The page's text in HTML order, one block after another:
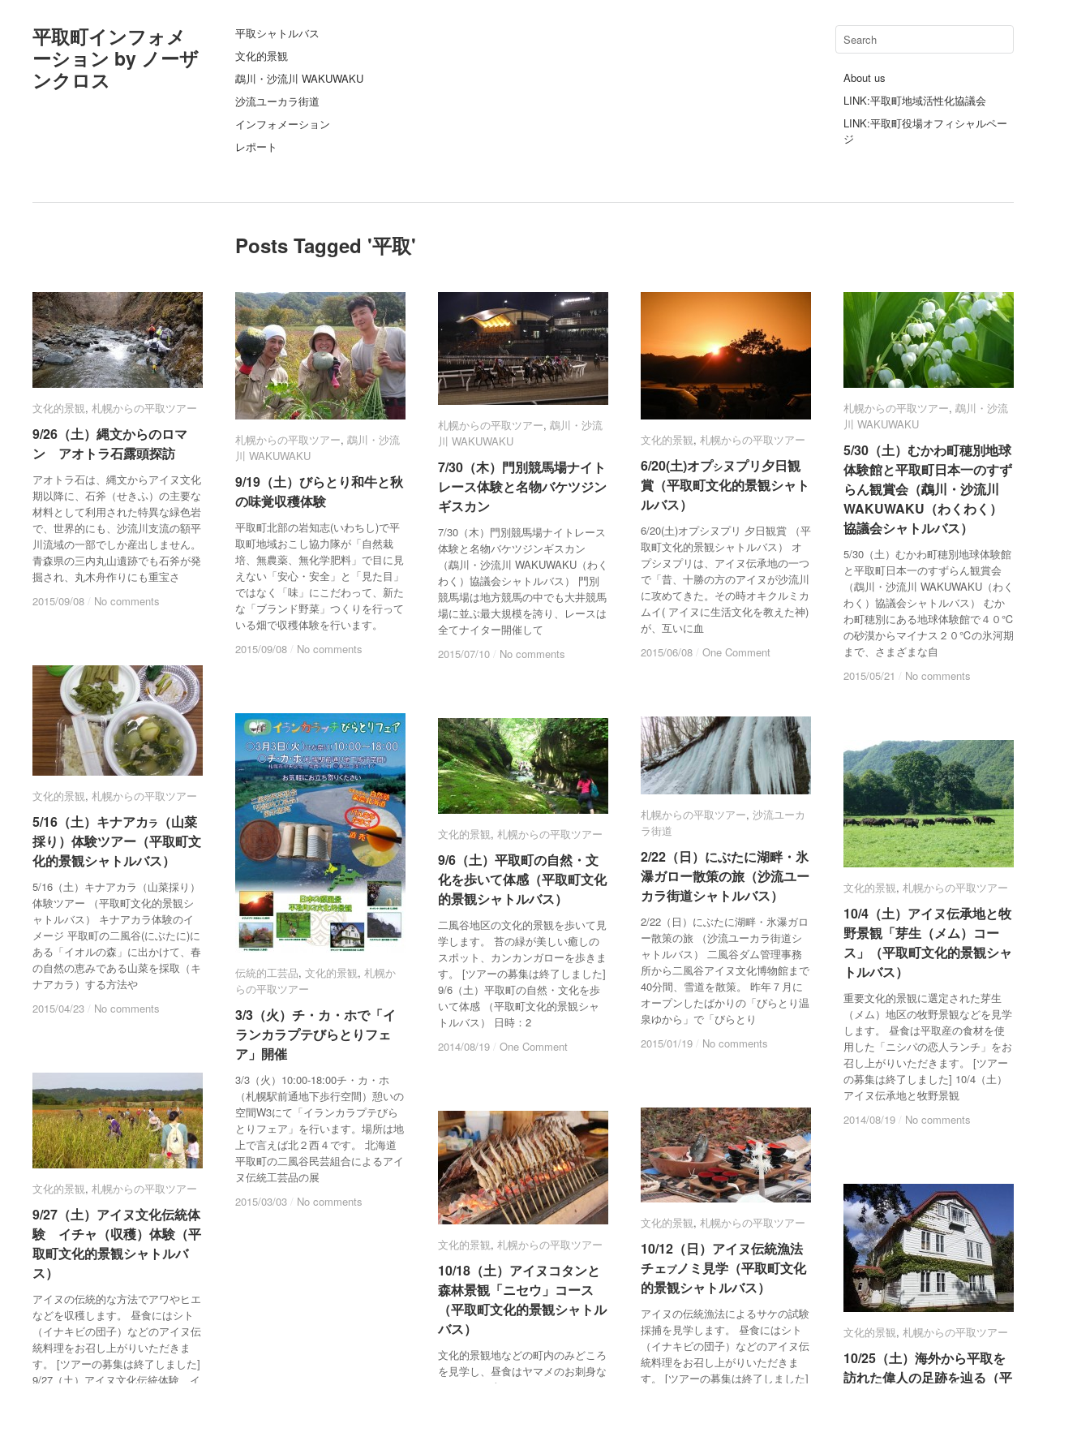
平取町インフォメ
ーション by ノーザ
ンクロス
平取シャトルバス
文化的景観
鵡川・沙流川 WAKUWAKU
沙流ユーカラ街道
インフォメーション
レポート
About us
LINK:平取町地域活性化協議会
LINK:平取町役場オフィシャルペー
ジ
Posts Tagged '平取'
文化的景観, 札幌からの平取ツアー
9/26（土）縄文からのロマ
ン アオトラ石露頭探訪
アオトラ石は、縄文からアイヌ文化
期以降に、石斧（せきふ）の主要な
材料として利用された特異な緑色岩
で、世界的にも、沙流川支流の額平
川流域の一部でしか産出しません。
青森県の三内丸山遺跡でも石斧が発
掘され、丸木舟作りにも重宝さ
2015/09/08 / No comments
文化的景観 札幌からの平取ツアー
9/26（土）縄文からのロマ
ン アオトラ石露頭探訪
2015/09/08 / No comments
札幌からの平取ツアー, 鵡川・沙流
川 WAKUWAKU
9/19（土）びらとり和牛と秋
の味覚収穫体験
平取町北部の岩知志(いわちし)で平
取町地域おこし協力隊が「自然栽
培、無農薬、無化学肥料」で目に見
えない「安心・安全」と「見た目」
ではなく「味」にこだわって、新た
な「ブランド野菜」つくりを行って
いる畑で収穫体験を行います。
2015/09/08 / No comments
札幌からの平取ツアー 鵡川・沙流
川 WAKUWAKU
9/19（土）びらとり和牛と秋
の味覚収穫体験
2015/09/08 / No comments
札幌からの平取ツアー, 鵡川・沙流
川 WAKUWAKU
7/30（木）門別競馬場ナイト
レース体験と名物バケツジン
ギスカン
7/30（木）門別競馬場ナイトレース
体験と名物バケツジンギスカン
（鵡川・沙流川 WAKUWAKU（わく
わく）協議会シャトルバス） 門別
競馬場は地方競馬の中でも大井競馬
場に並ぶ最大規模を誇り、レースは
全てナイター開催して
2015/07/10 / No comments
札幌からの平取ツアー 鵡川・沙流
川 WAKUWAKU
7/30（木）門別競馬場ナイト
レース体験と名物バケツジン
ギスカン
2015/07/10 / No comments
文化的景観, 札幌からの平取ツアー
6/20(土)オプシヌプリ夕日観
賞（平取町文化的景観シャト
ルバス）
6/20(土)オプシヌプリ 夕日観賞 （平
取町文化的景観シャトルバス） オ
プシヌプリは、アイヌ伝承地の一つ
で「昔、十勝の方のアイヌが沙流川
に攻めてきた。その時オキクルミカ
ムイ( アイヌに生活文化を教えた神)
が、互いに血
2015/06/08 / One Comment
文化的景観 札幌からの平取ツアー
6/20(土)オプシヌプリ夕日観
賞（平取町文化的景観シャト
ルバス）
2015/06/08 / One Comment
札幌からの平取ツアー, 鵡川・沙流
川 WAKUWAKU
5/30（土）むかわ町穂別地球
体験館と平取町日本一のすず
らん観賞会（鵡川・沙流川
WAKUWAKU（わくわく）
協議会シャトルバス）
5/30（土）むかわ町穂別地球体験館
と平取町日本一のすずらん観賞会
（鵡川・沙流川 WAKUWAKU（わく
わく）協議会シャトルバス） むか
わ町穂別にある地球体験館で４０℃
の砂漠からマイナス２０℃の氷河期
まで、さまざまな自
2015/05/21 / No comments
札幌からの平取ツアー 鵡川・沙流
川 WAKUWAKU
5/30（土）むかわ町穂別地球
体験館と平取町日本一のすず
らん観賞会（鵡川・沙流川
WAKUWAKU（わくわく）
協議会シャトルバス）
2015/05/21 / No comments
文化的景観, 札幌からの平取ツアー
5/16（土）キナアカラ
（山菜
採り）体験ツアー（平取町文
化的景観シャトルバス）
5/16（土）キナアカラ（山菜採り）
体験ツアー （平取町文化的景観シ
ャトルバス） キナアカラ体験のイ
メージ 平取町の二風谷(にぶたに)に
ある「イオルの森」に出かけて、春
の自然の恵みである山菜を採取（キ
ナアカラ）する方法や
2015/04/23 / No comments
文化的景観 札幌からの平取ツアー
5/16（土）キナアカラ
（山菜
採り）体験ツアー（平取町文
化的景観シャトルバス）
2015/04/23 / No comments
伝統的工芸品, 文化的景観, 札幌か
らの平取ツアー
3/3（火）チ・カ・ホで「イ
ランカラプテびらとりフェ
ア」開催
3/3（火）10:00-18:00チ・カ・ホ
（札幌駅前通地下歩行空間）憩いの
空間W3にて「イランカラプテびら
とりフェア」を行います。場所は地
上で言えば北２西４です。 北海道
平取町の二風谷民芸組合によるアイ
ヌ伝統工芸品の展
2015/03/03 / No comments
伝統的工芸品 文化的景観 札幌か
らの平取ツアー
3/3（火）チ・カ・ホで「イ
ランカラプテびらとりフェ
ア」開催
2015/03/03 / No comments
札幌からの平取ツアー, 沙流ユーカ
ラ街道
2/22（日）にぶたに湖畔・氷
瀑ガロー散策の旅（沙流ユー
カラ街道シャトルバス）
2/22（日）にぶたに湖畔・氷瀑ガロ
ー散策の旅 （沙流ユーカラ街道シ
ャトルバス） 二風谷ダム管理事務
所から二風谷アイヌ文化博物館まで
40分間、雪道を散策。 昨年７月に
オープンしたばかりの「びらとり温
泉ゆから」で「びらとり
2015/01/19 / No comments
札幌からの平取ツアー 沙流ユーカ
ラ街道
2/22（日）にぶたに湖畔・氷
瀑ガロー散策の旅（沙流ユー
カラ街道シャトルバス）
2015/01/19 / No comments
文化的景観, 札幌からの平取ツアー
9/6（土）平取町の自然・文
化を歩いて体感（平取町文化
的景観シャトルバス）
二風谷地区の文化的景観を歩いて見
学します。 苔の緑が美しい癒しの
スポット、カンカンガローを歩きま
す。 [ツアーの募集は終了しました]
9/6（土）平取町の自然・文化を歩
いて体感 （平取町文化的景観シャ
トルバス） 日時：2
2014/08/19 / One Comment
文化的景観 札幌からの平取ツアー
9/6（土）平取町の自然・文
化を歩いて体感（平取町文化
的景観シャトルバス）
2014/08/19 / One Comment
文化的景観, 札幌からの平取ツアー
10/4（土）アイヌ伝承地と牧
野景観「芽生（メム）コー
ス」（平取町文化的景観シャ
トルバス）
重要文化的景観に選定された芽生
（メム）地区の牧野景観などを見学
します。 昼食は平取産の食材を使
用した「ニシパの恋人ランチ」をお
召し上がりいただきます。 [ツアー
の募集は終了しました] 10/4（土）
アイヌ伝承地と牧野景観
2014/08/19 / No comments
文化的景観 札幌からの平取ツアー
10/4（土）アイヌ伝承地と牧
野景観「芽生（メム）コー
ス」（平取町文化的景観シャ
トルバス）
2014/08/19 / No comments
文化的景観, 札幌からの平取ツアー
9/27（土）アイヌ文化伝統体
験 イチャ（収穫）体験（平
取町文化的景観シャトルバ
ス）
アイヌの伝統的な方法でアワやヒエ
などを収穫します。 昼食にはシト
（イナキビの団子）などのアイヌ伝
統料理をお召し上がりいただきま
す。 [ツアーの募集は終了しました]
9/27（土）アイヌ文化伝統体験 イ
文化的景観 札幌からの平取ツアー
9/27（土）アイヌ文化伝統体
験 イチャ（収穫）体験（平
取町文化的景観シャトルバ
ス）
文化的景観, 札幌からの平取ツアー
10/12（日）アイヌ伝統漁法
チェプノミ見学（平取町文化
的景観シャトルバス）
アイヌの伝統漁法によるサケの試験
採捕を見学します。 昼食にはシト
（イナキビの団子）などのアイヌ伝
統料理をお召し上がりいただきま
す。 [ツアーの募集は終了しました]
文化的景観 札幌からの平取ツアー
10/12（日）アイヌ伝統漁法
チェプノミ見学（平取町文化
的景観シャトルバス）
文化的景観, 札幌からの平取ツアー
10/18（土）アイヌコタンと
森林景観「ニセウ」コース
（平取町文化的景観シャトル
バス）
文化的景観地などの町内のみどころ
を見学し、昼食はヤマメのお刺身な
どをお召し上がりいただきます。
文化的景観 札幌からの平取ツアー
10/18（土）アイヌコタンと
森林景観「ニセウ」コース
（平取町文化的景観シャトル
バス）
文化的景観, 札幌からの平取ツアー
10/25（土）海外から平取を
訪れた偉人の足跡を辿る（平
文化的景観 札幌からの平取ツアー
10/25（土）海外から平取を
訪れた偉人の足跡を辿る（平